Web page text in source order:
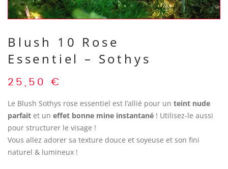
Blush 10 Rose
Essentiel – Sothys
25,50 €
Le Blush Sothys rose essentiel est l’allié pour un teint nude
parfait et un effet bonne mine instantané ! Utilisez-le aussi
pour structurer le visage !
Vous allez adorer sa texture douce et soyeuse et son fini
naturel & lumineux !